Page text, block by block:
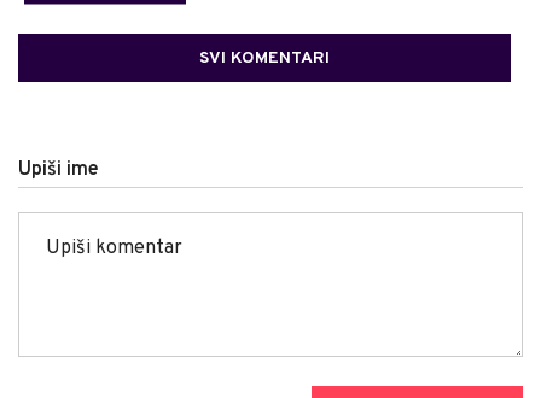
SVI KOMENTARI
Upiši ime